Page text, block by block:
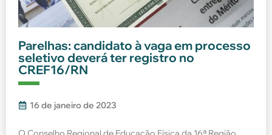
Parelhas: candidato à vaga em processo
seletivo deverá ter registro no
CREF16/RN
16 de janeiro de 2023